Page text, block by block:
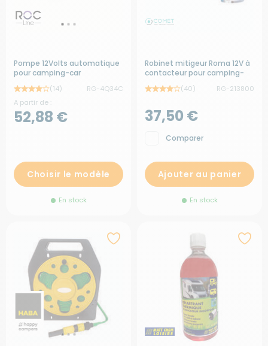
Pompe 12Volts automatique
pour camping-car
(14)
RG-4Q34C
A partir de :
52,88 €
Choisir le modèle
En stock
Robinet mitigeur Roma 12V à
contacteur pour camping-
(40) RG-213800
37,50 €
Comparer
Ajouter au panier
En stock